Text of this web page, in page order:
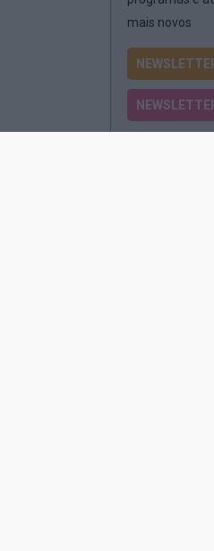
mais novos